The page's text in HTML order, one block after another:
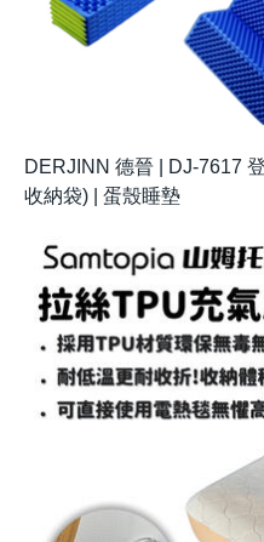
DERJINN 德晉 | DJ-7617
收納袋) | 蛋殼睡墊